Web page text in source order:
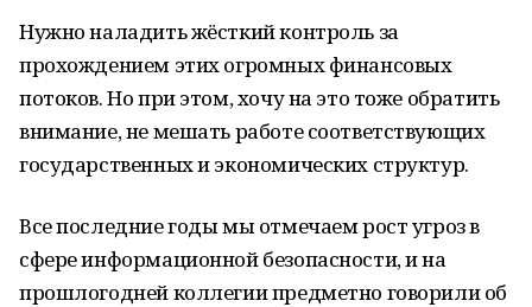
Нужно наладить жёсткий контроль за
прохождением этих огромных финансовых
потоков. Но при этом, хочу на это тоже обратить
внимание, не мешать работе соответствующих
государственных и экономических структур.
Все последние годы мы отмечаем рост угроз в
сфере информационной безопасности, и на
прошлогодней коллегии предметно говорили об